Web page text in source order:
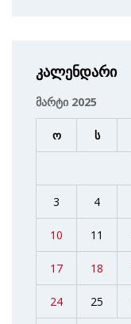
კალენდარი
მარტი 2025
ო ს
3 4
10 11
17 18
24 25